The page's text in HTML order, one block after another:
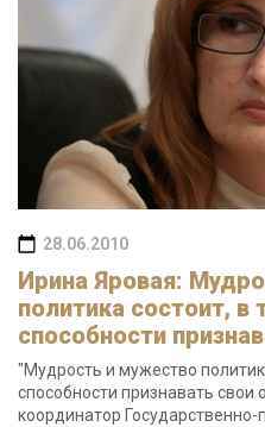
28.06.2010
Ирина Яровая:
политика состоит, в
способности
"Мудрость и мужество
способности признавать свои
координатор Государственно-